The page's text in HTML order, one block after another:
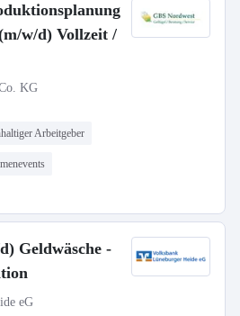
w/d) Vollzeit /
KG
Arbeitgeber
Geldwäsche -
eG